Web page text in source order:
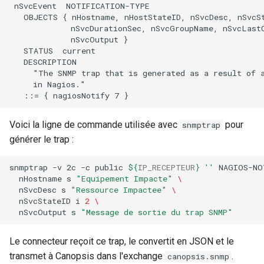
nSvcEvent  NOTIFICATION-TYPE
OBJECTS { nHostname, nHostStateID, nSvcDesc,
nSvcDurationSec, nSvcGroupName,
             nSvcOutput }
   STATUS  current
   DESCRIPTION
"The SNMP trap that is generated as a result of
     in Nagios."
Voici la ligne de commande utilisée avec snmptrap pour
générer le trap :
snmptrap -v 2c -c public ${IP_RECEPTEUR} ''
NAGIOS-
nHostname s "Equipement Impacte"
\
nSvcDesc s "Ressource Impactee"
\
nSvcStateID i 2 \
nSvcOutput s "Message de sortie du trap SNMP"
Le connecteur reçoit ce trap, le convertit en JSON et le
transmet à Canopsis dans l'exchange canopsis.snmp .